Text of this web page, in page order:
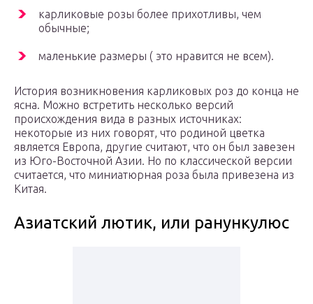
карликовые розы более прихотливы, чем
обычные;
маленькие размеры ( это нравится не всем).
История возникновения карликовых роз до конца не
ясна. Можно встретить несколько версий
происхождения вида в разных источниках:
некоторые из них говорят, что родиной цветка
является Европа, другие считают, что он был завезен
из Юго-Восточной Азии. Но по классической версии
считается, что миниатюрная роза была привезена из
Китая.
Азиатский лютик, или ранункулюс